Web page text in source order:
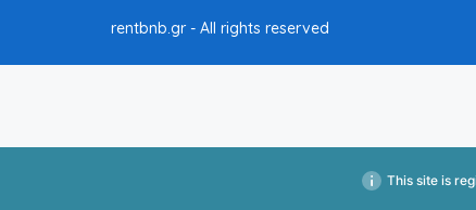
rentbnb.gr - All rights reserved
This site is